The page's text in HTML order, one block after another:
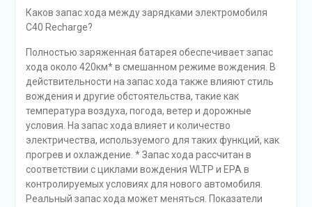
Каков запас хода между зарядками электромобиля
C40 Recharge?
Полностью заряженная батарея обеспечивает запас
хода около 420км* в смешанном режиме вождения. В
действительности на запас хода также влияют стиль
вождения и другие обстоятельства, такие как
температура воздуха, погода, ветер и дорожные
условия. На запас хода влияет и количество
электричества, используемого для таких функций, как
прогрев и охлаждение. * Запас хода рассчитан в
соответствии с циклами вождения WLTP и EPA в
контролируемых условиях для нового автомобиля.
Реальный запас хода может меняться. Показатели